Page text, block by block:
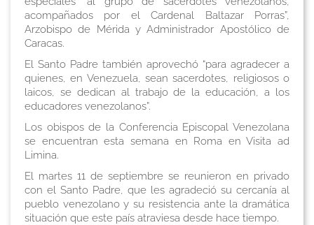
acompañados por el Cardenal Baltazar Porras”,
Arzobispo de Mérida y Administrador Apostólico de
Caracas.
El Santo Padre también aprovechó “para agradecer a
quienes, en Venezuela, sean sacerdotes, religiosos o
laicos, se dedican al trabajo de la educación, a los
educadores venezolanos”.
Los obispos de la Conferencia Episcopal Venezolana
se encuentran esta semana en Roma en Visita ad
Limina.
El martes 11 de septiembre se reunieron en privado
con el Santo Padre, que les agradeció su cercanía al
pueblo venezolano y su resistencia ante la dramática
situación que este país atraviesa desde hace tiempo.